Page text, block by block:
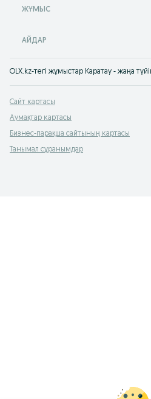
ЖҰМЫС
АЙДАР
Сайт картасы
Аумақтар картасы
Бизнес-парақша сайтының картасы
Танымал сұранымдар